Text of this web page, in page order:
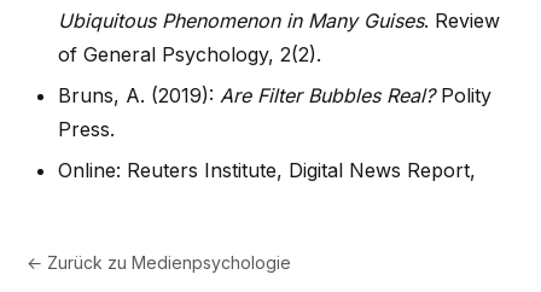
Ubiquitous Phenomenon in Many Guises. Review
of General Psychology, 2(2).
Bruns, A. (2019): Are Filter Bubbles Real?Polity
Press.
Online: Reuters Institute, Digital News Report,
← Zurück zu Medienpsychologie